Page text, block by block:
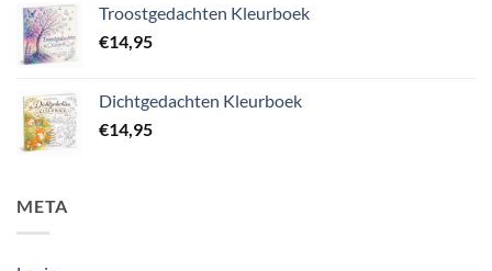
Troostgedachten Kleurboek
€14,95
Dichtgedachten Kleurboek
€14,95
META